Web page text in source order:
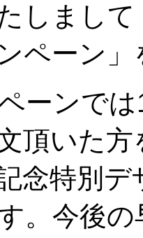
しまし
ペーン
ーンで
頂いた
念特別
。今後